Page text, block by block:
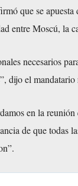
que se
entre Moscú, la
necesarios
dijo el mandatario
en la
de que todas